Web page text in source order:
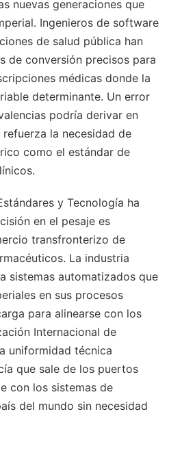
nuevas generaciones que
Ingenieros de software
de salud pública han
de conversión precisos para
médicas donde la
determinante. Un error
podría derivar en
la necesidad de
como el estándar de
y Tecnología ha
en el pesaje es
transfronterizo de
La industria
sistemas automatizados que
en sus procesos
para alinearse con los
Internacional de
uniformidad técnica
que sale de los puertos
con los sistemas de
del mundo sin necesidad